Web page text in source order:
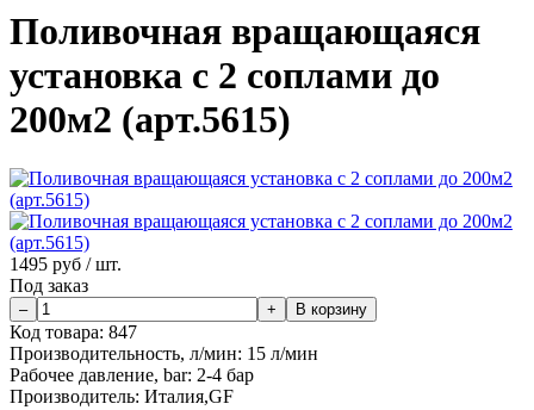
Поливочная вращающаяся
установка с 2 соплами до
200м2 (арт.5615)
1495 руб / шт.
Под заказ
Код товара: 847
Производительность, л/мин: 15 л/мин
Рабочее давление, bar: 2-4 бар
Производитель: Италия,GF